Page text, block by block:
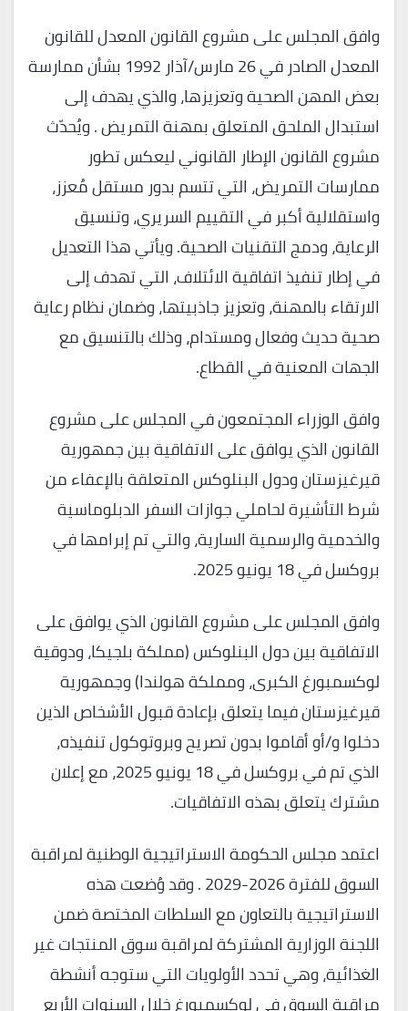
وافق المجلس على مشروع القانون المعدل للقانون
المعدل الصادر في 26 مارس/آذار 1992 بشأن ممارسة
بعض المهن الصحية وتعزيزها، والذي يهدف إلى
استبدال الملحق المتعلق بمهنة التمريض . ويُحدّث
مشروع القانون الإطار القانوني ليعكس تطور
ممارسات التمريض، التي تتسم بدور مستقل مُعزز،
واستقلالية أكبر في التقييم السريري، وتنسيق
الرعاية، ودمج التقنيات الصحية. ويأتي هذا التعديل
في إطار تنفيذ اتفاقية الائتلاف، التي تهدف إلى
الارتقاء بالمهنة، وتعزيز جاذبيتها، وضمان نظام رعاية
صحية حديث وفعال ومستدام، وذلك بالتنسيق مع
الجهات المعنية في القطاع.
وافق الوزراء المجتمعون في المجلس على مشروع
القانون الذي يوافق على الاتفاقية بين جمهورية
قيرغيزستان ودول البنلوكس المتعلقة بالإعفاء من
شرط التأشيرة لحاملي جوازات السفر الدبلوماسية
والخدمية والرسمية السارية، والتي تم إبرامها في
بروكسل في 18 يونيو 2025.
وافق المجلس على مشروع القانون الذي يوافق على
الاتفاقية بين دول البنلوكس (مملكة بلجيكا، ودوقية
لوكسمبورغ الكبرى، ومملكة هولندا) وجمهورية
قيرغيزستان فيما يتعلق بإعادة قبول الأشخاص الذين
دخلوا و/أو أقاموا بدون تصريح وبروتوكول تنفيذه،
الذي تم في بروكسل في 18 يونيو 2025، مع إعلان
مشترك يتعلق بهذه الاتفاقيات.
اعتمد مجلس الحكومة الاستراتيجية الوطنية لمراقبة
السوق للفترة 2026-2029 . وقد وُضعت هذه
الاستراتيجية بالتعاون مع السلطات المختصة ضمن
اللجنة الوزارية المشتركة لمراقبة سوق المنتجات غير
الغذائية، وهي تحدد الأولويات التي ستوجه أنشطة
مراقبة السوق في لوكسمبورغ خلال السنوات الأربع